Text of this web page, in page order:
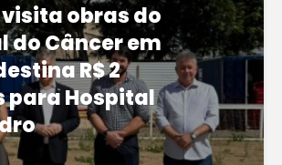
visita obras do
do Câncer em
R$ 2
para Hospital